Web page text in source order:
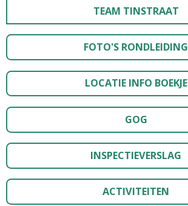
TEAM TINSTRAAT
FOTO'S RONDLEIDING
LOCATIE INFO BOEKJE
GOG
INSPECTIEVERSLAG
ACTIVITEITEN